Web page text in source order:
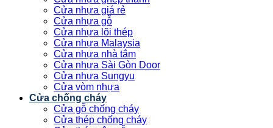
Cửa nhựa giá rẻ
Cửa nhựa gỗ
Cửa nhựa lõi thép
Cửa nhựa Malaysia
Cửa nhựa nhà tắm
Cửa nhựa Sài Gòn Door
Cửa nhựa Sungyu
Cửa vòm nhựa
Cửa chống cháy
Cửa gỗ chống cháy
Cửa thép chống cháy